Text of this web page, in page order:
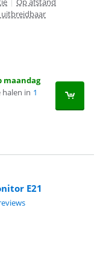
maandag
halen in 1
E21
reviews.